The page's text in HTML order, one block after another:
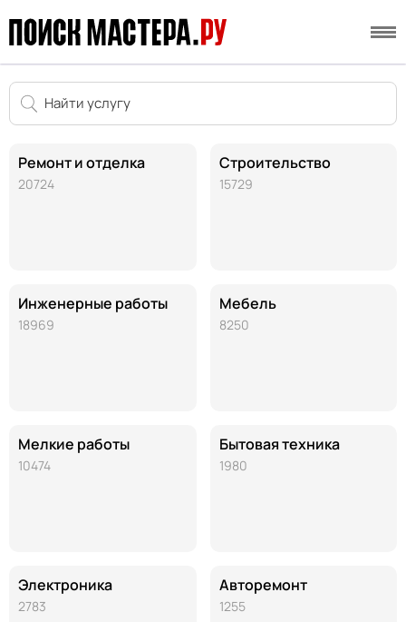
Ремонт и отделка
20724
Инженерные работы
18969
Мелкие работы
10474
Электроника
2783
Строительство
15729
Мебель
8250
Бытовая техника
1980
Авторемонт
1255